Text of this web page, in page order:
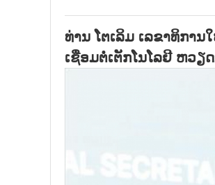
ທ່ານ ໂຕ​ເລິມ ເລ​ຂາ​ທິ​ກາ
ເຊື່ອມ​ຕໍ່​ເຕັກ​ໂນ​ໂລ​ຢີ ຫວຽ